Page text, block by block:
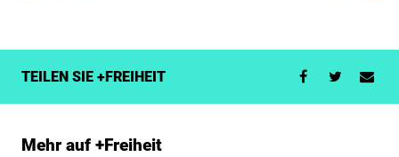
TEILEN SIE +FREIHEIT
Mehr auf +Freiheit